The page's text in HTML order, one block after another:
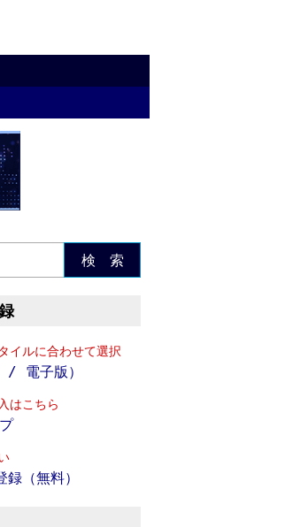
検 索
イルに合わせて選択
/ 電子版）
はこちら
（無料）